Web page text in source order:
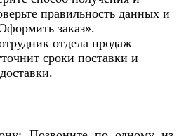
правильность данных и
заказ».
отдела продаж
сроки поставки и